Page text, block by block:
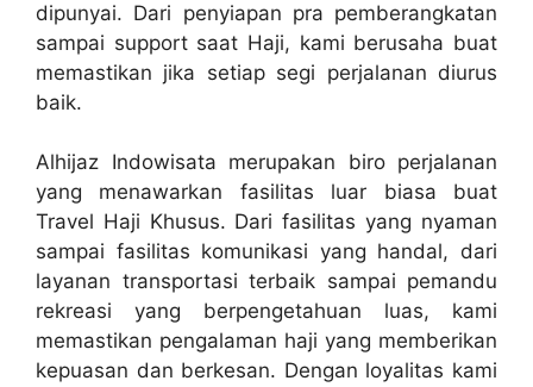
dipunyai. Dari penyiapan pra pemberangkatan
sampai support saat Haji, kami berusaha buat
memastikan jika setiap segi perjalanan diurus
baik.
Alhijaz Indowisata merupakan biro perjalanan
yang menawarkan fasilitas luar biasa buat
Travel Haji Khusus. Dari fasilitas yang nyaman
sampai fasilitas komunikasi yang handal, dari
layanan transportasi terbaik sampai pemandu
rekreasi yang berpengetahuan luas, kami
memastikan pengalaman haji yang memberikan
kepuasan dan berkesan. Dengan loyalitas kami